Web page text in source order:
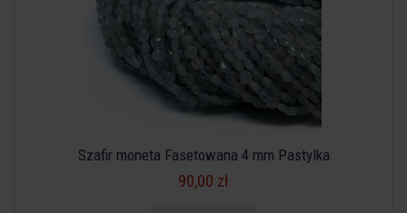
Szafir moneta Fasetowana 4 mm Pastylka
90,00 zł